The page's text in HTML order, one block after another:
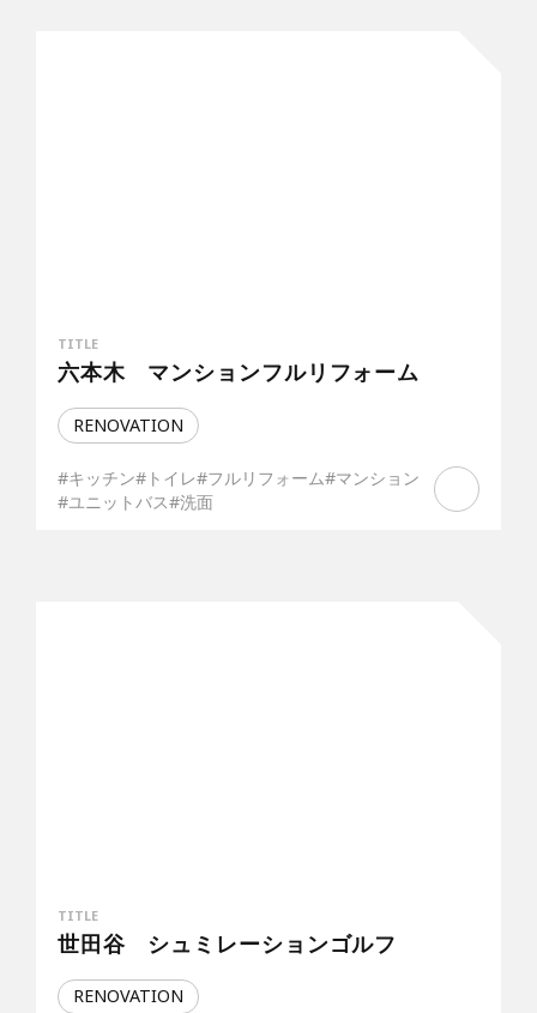
TITLE
六本木 マンションフルリフォーム
RENOVATION
#キッチン#トイレ#フルリフォーム#マンション
#ユニットバス#洗面
TITLE
世田谷 シュミレーションゴルフ
RENOVATION